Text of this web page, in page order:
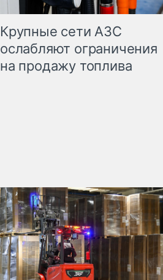
Крупные сети АЗС
ослабляют ограничения
на продажу топлива